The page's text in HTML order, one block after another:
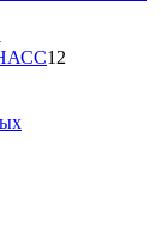
товар12